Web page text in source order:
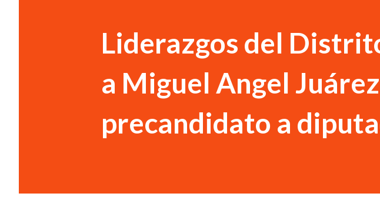
Liderazgos del
a Miguel Angel
precandidato a